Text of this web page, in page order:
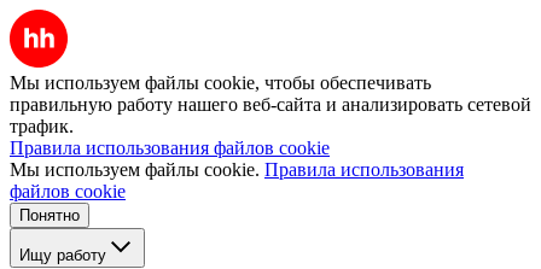
Мы используем файлы cookie, чтобы обеспечивать
правильную работу нашего веб-сайта и анализировать сетевой
трафик.
Правила использования файлов cookie
Мы используем файлы cookie. Правила использования
файлов cookie
Понятно
Ищу работу